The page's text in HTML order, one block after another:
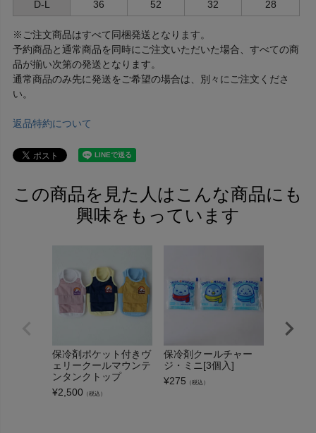
D-L
36 52 32 28
※ご注文商品はすべて同梱発送となります。
予約商品と通常商品を同時にご注文いただいた場合、すべての商
品が揃い次第の発送となります。
通常商品のみ先に発送をご希望の場合は、別々にご注文くださ
い。
返品特約について
この商品を見た人はこんな商品にも
興味をもっています
保冷剤ポケット付きヴ
ェリークールマウンテ
ンタンクトップ
¥2,500 （税込）
保冷剤クールチャー
ジ・ミニ[3個入]
¥275 （税込）